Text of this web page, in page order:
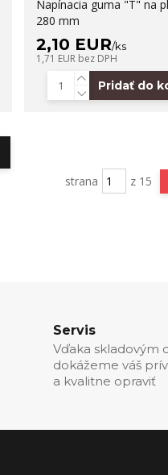
Napínacia guma "T" na
280 mm
2,10 EUR/ks
1,71 EUR bez DPH
Pridať do
strana z 15
Servis
Vďaka skladovým
dokážeme váš
a kvalitne opraviť